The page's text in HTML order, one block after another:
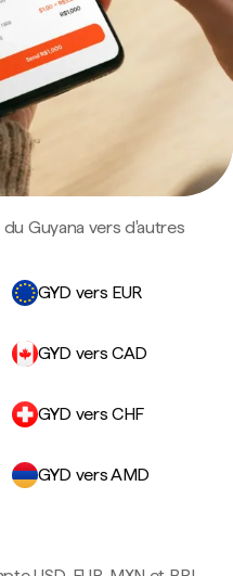
Guyana vers d'autres
GYD vers EUR
GYD vers CAD
GYD vers CHF
GYD vers AMD